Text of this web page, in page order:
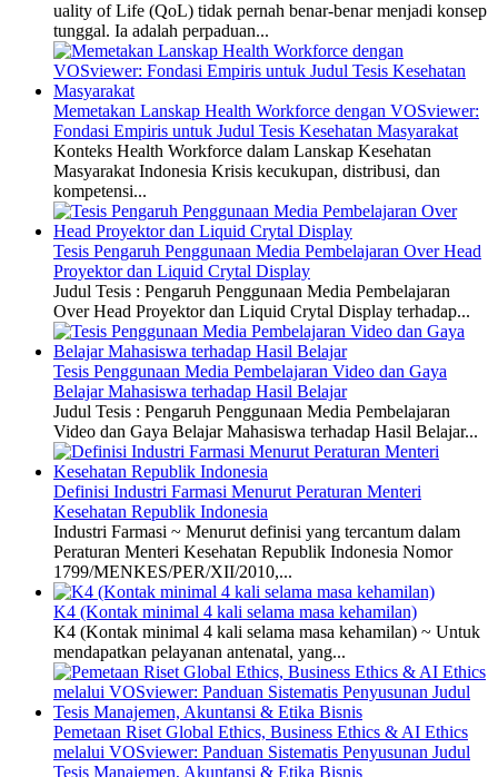
uality of Life (QoL) tidak pernah benar-benar menjadi konsep
tunggal. Ia adalah perpaduan...
Memetakan Lanskap Health Workforce dengan VOSviewer:
Fondasi Empiris untuk Judul Tesis Kesehatan Masyarakat
Konteks Health Workforce dalam Lanskap Kesehatan
Masyarakat Indonesia Krisis kecukupan, distribusi, dan
kompetensi...
Tesis Pengaruh Penggunaan Media Pembelajaran Over Head
Proyektor dan Liquid Crytal Display
Judul Tesis : Pengaruh Penggunaan Media Pembelajaran
Over Head Proyektor dan Liquid Crytal Display terhadap...
Tesis Penggunaan Media Pembelajaran Video dan Gaya
Belajar Mahasiswa terhadap Hasil Belajar
Judul Tesis : Pengaruh Penggunaan Media Pembelajaran
Video dan Gaya Belajar Mahasiswa terhadap Hasil Belajar...
Definisi Industri Farmasi Menurut Peraturan Menteri
Kesehatan Republik Indonesia
Industri Farmasi ~ Menurut definisi yang tercantum dalam
Peraturan Menteri Kesehatan Republik Indonesia Nomor
1799/MENKES/PER/XII/2010,...
K4 (Kontak minimal 4 kali selama masa kehamilan)
K4 (Kontak minimal 4 kali selama masa kehamilan) ~ Untuk
mendapatkan pelayanan antenatal, yang...
Pemetaan Riset Global Ethics, Business Ethics & AI Ethics
melalui VOSviewer: Panduan Sistematis Penyusunan Judul
Tesis Manajemen, Akuntansi & Etika Bisnis